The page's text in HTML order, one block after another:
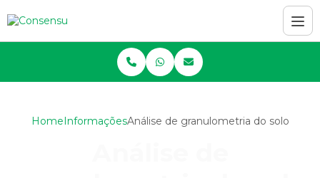
HomeInformaçõesAnálise de granulometria do solo